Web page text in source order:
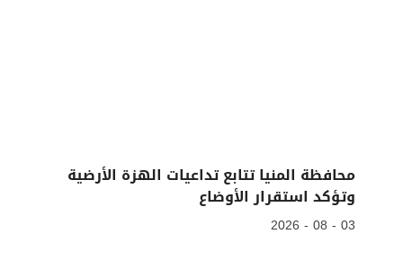
محافظة المنيا تتابع تداعيات الهزة الأرضية
وتؤكد استقرار الأوضاع
03 - 08 - 2026